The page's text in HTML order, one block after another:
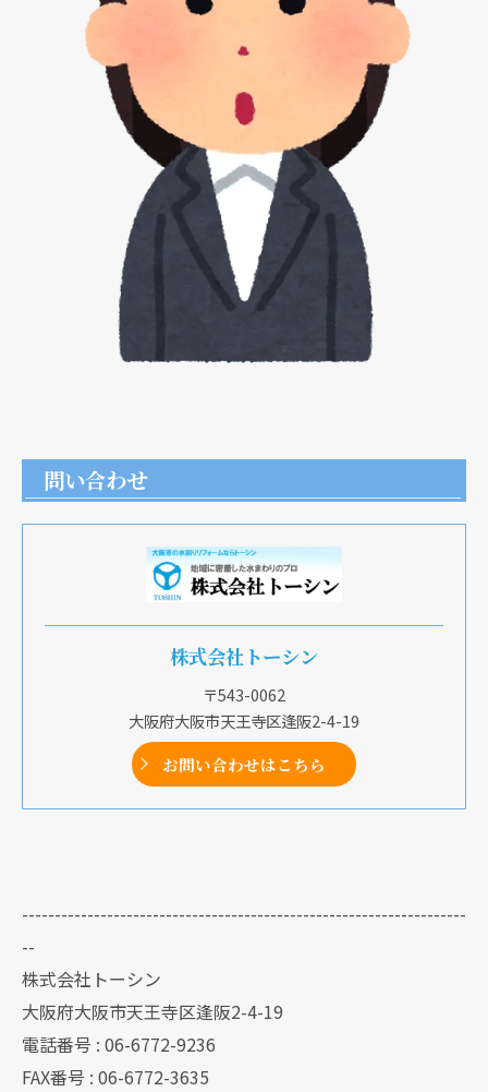
問い合わせ
株式会社トーシン
〒543-0062
大阪府大阪市天王寺区逢阪2-4-19
お問い合わせはこちら
--------------------------------------------------------------------
--
株式会社トーシン
大阪府大阪市天王寺区逢阪2-4-19
電話番号 : 06-6772-9236
FAX番号 : 06-6772-3635
現在、新聞に入っている折込チラシです。
クリックでチラシのページにジャンプします
現在、新聞に入っている折込チラシです。
クリックでチラシのページにジャンプします